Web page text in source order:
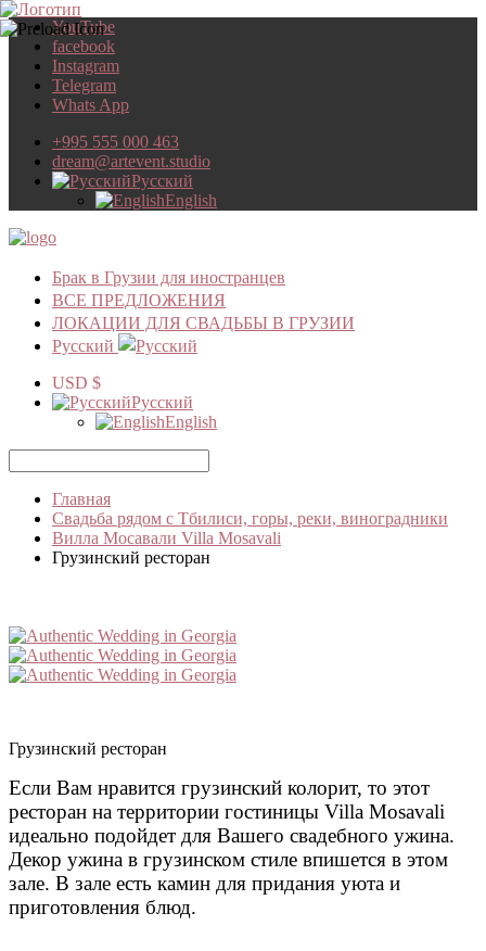
YouTube
facebook
Instagram
Telegram
Whats App
+995 555 000 463
dream@artevent.studio
Русский
English
Брак в Грузии для иностранцев
ВСЕ ПРЕДЛОЖЕНИЯ
ЛОКАЦИИ ДЛЯ СВАДЬБЫ В ГРУЗИИ
Русский
USD $
Русский
English
Главная
Свадьба рядом с Тбилиси, горы, реки, виноградники
Вилла Мосавали Villa Mosavali
Грузинский ресторан
Грузинский ресторан
Если Вам нравится грузинский колорит, то этот
ресторан на территории гостиницы Villa Mosavali
идеально подойдет для Вашего свадебного ужина.
Декор ужина в грузинском стиле впишется в этом
зале. В зале есть камин для придания уюта и
приготовления блюд.